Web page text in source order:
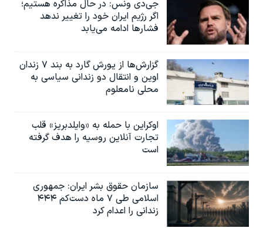
جی‌دی ونس: در حال مذاکره هستیم؛
اگر رژیم ایران خود را تغییر ندهد
فشارها ادامه می‌یابد
گزارش‌ها از یورش گارد به بند ۷ زندان
اوین و انتقال دو زندانی سیاسی به
محلی نامعلوم
اوکراین با حمله به «وایلدبریز» قلب
تجارت آنلاین روسیه را هدف گرفته
است
سازمان حقوق بشر ایران: جمهوری
اسلامی طی ۷ ماه دست‌کم ۴۴۴
زندانی را اعدام کرد